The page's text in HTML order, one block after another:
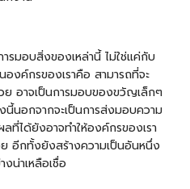
รมอบสิ่งของเหล่านี้ ไม่ใช่แค่กับ
งค์กรของเราคือ สามารถที่จะ
อาจเป็นการมอบของขวัญเล็กๆ
นอกจากจะเป็นการส่งมอบความ
ที่ได้ยังอาจทำให้องค์กรของเรา
กทั้งยังสร้างความเป็นอันหนึ่ง
น่าเหลือเชื่อ